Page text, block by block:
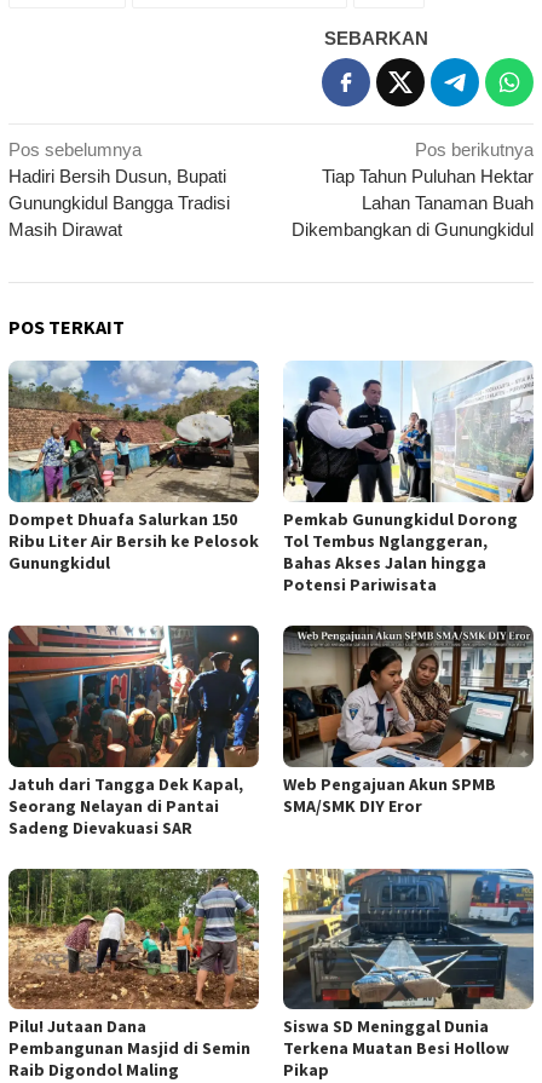
SEBARKAN
Navigasi
pos
Pos sebelumnya
Hadiri Bersih Dusun, Bupati
Gunungkidul Bangga Tradisi
Masih Dirawat
Pos berikutnya
Tiap Tahun Puluhan Hektar
Lahan Tanaman Buah
Dikembangkan di Gunungkidul
POS TERKAIT
Dompet Dhuafa Salurkan 150
Ribu Liter Air Bersih ke Pelosok
Gunungkidul
Pemkab Gunungkidul Dorong
Tol Tembus Nglanggeran,
Bahas Akses Jalan hingga
Potensi Pariwisata
Jatuh dari Tangga Dek Kapal,
Seorang Nelayan di Pantai
Sadeng Dievakuasi SAR
Web Pengajuan Akun SPMB
SMA/SMK DIY Eror
Pilu! Jutaan Dana
Pembangunan Masjid di Semin
Raib Digondol Maling
Siswa SD Meninggal Dunia
Terkena Muatan Besi Hollow
Pikap